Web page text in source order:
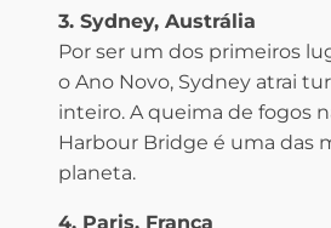
3. Sydney, Austrália
Por ser um dos primeiros
o Ano Novo, Sydney atrai
inteiro. A queima de fogos
Harbour Bridge é uma das
planeta.
4. Paris, França